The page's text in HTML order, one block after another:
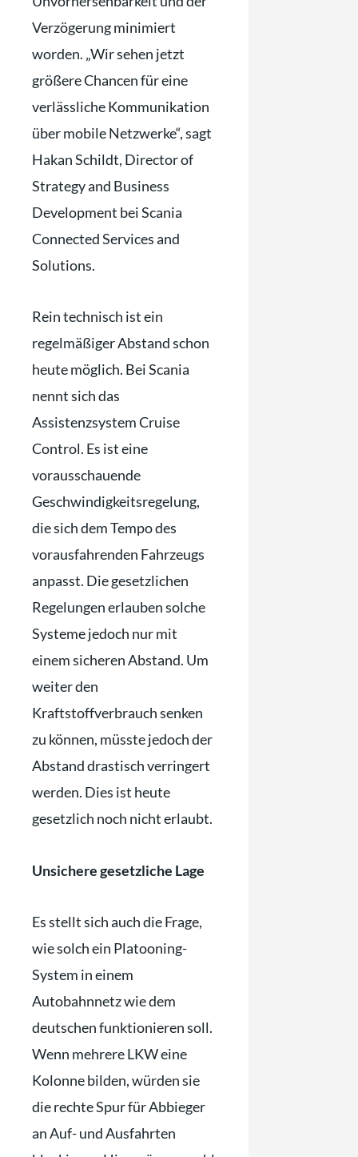
Verzögerung minimiert
worden. „Wir sehen jetzt
größere Chancen für eine
verlässliche Kommunikation
über mobile Netzwerke“, sagt
Hakan Schildt, Director of
Strategy and Business
Development bei Scania
Connected Services and
Solutions.
Rein technisch ist ein
regelmäßiger Abstand schon
heute möglich. Bei Scania
nennt sich das
Assistenzsystem Cruise
Control. Es ist eine
vorausschauende
Geschwindigkeitsregelung,
die sich dem Tempo des
vorausfahrenden Fahrzeugs
anpasst. Die gesetzlichen
Regelungen erlauben solche
Systeme jedoch nur mit
einem sicheren Abstand. Um
weiter den
Kraftstoffverbrauch senken
zu können, müsste jedoch der
Abstand drastisch verringert
werden. Dies ist heute
gesetzlich noch nicht erlaubt.
Unsichere gesetzliche Lage
Es stellt sich auch die Frage,
wie solch ein Platooning-
System in einem
Autobahnnetz wie dem
deutschen funktionieren soll.
Wenn mehrere LKW eine
Kolonne bilden, würden sie
die rechte Spur für Abbieger
an Auf- und Ausfahrten